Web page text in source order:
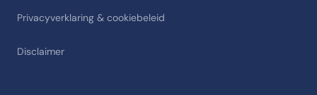
Privacyverklaring & cookiebeleid
Disclaimer